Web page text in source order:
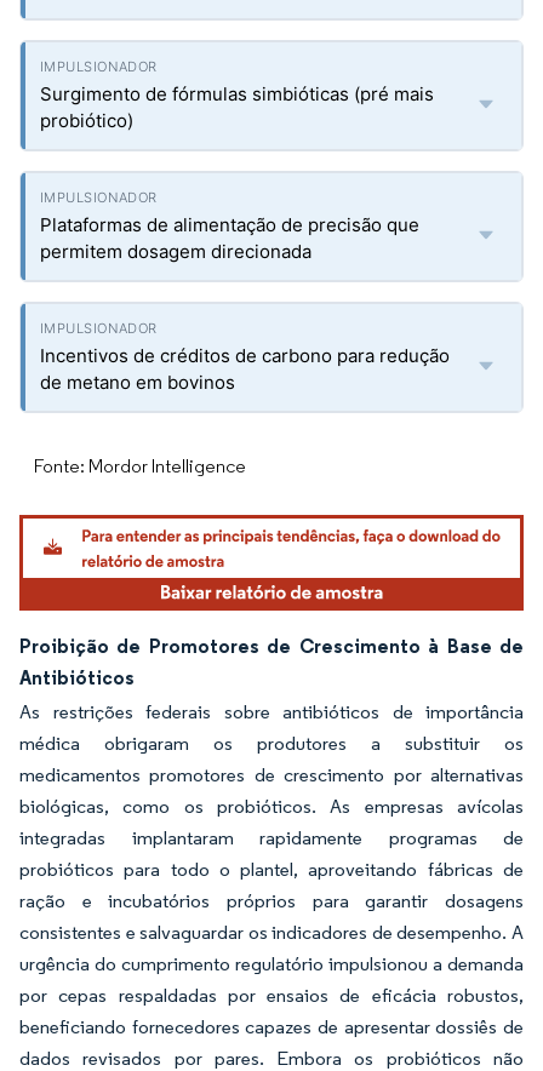
Surgimento de fórmulas simbióticas (pré mais
probiótico)
Plataformas de alimentação de precisão que
permitem dosagem direcionada
Incentivos de créditos de carbono para redução
de metano em bovinos
Fonte: Mordor Intelligence
Proibição de Promotores de Crescimento à Base de
Antibióticos
As restrições federais sobre antibióticos de importância
médica obrigaram os produtores a substituir os
medicamentos promotores de crescimento por alternativas
biológicas, como os probióticos. As empresas avícolas
integradas implantaram rapidamente programas de
probióticos para todo o plantel, aproveitando fábricas de
ração e incubatórios próprios para garantir dosagens
consistentes e salvaguardar os indicadores de desempenho. A
urgência do cumprimento regulatório impulsionou a demanda
por cepas respaldadas por ensaios de eficácia robustos,
beneficiando fornecedores capazes de apresentar dossiês de
dados revisados por pares. Embora os probióticos não